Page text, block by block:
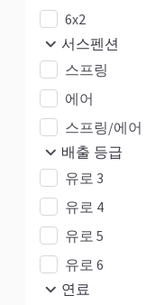
6x2
서스펜션
스프링
에어
스프링/에어
배출 등급
유로 3
유로 4
유로 5
유로 6
연료